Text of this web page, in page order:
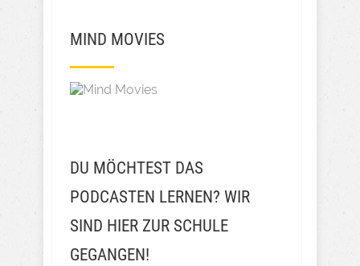
MIND MOVIES
DU MÖCHTEST DAS
PODCASTEN LERNEN? WIR
SIND HIER ZUR SCHULE
GEGANGEN!